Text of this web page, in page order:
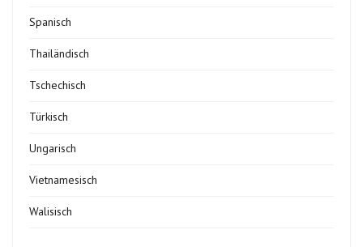
Spanisch
Thailändisch
Tschechisch
Türkisch
Ungarisch
Vietnamesisch
Walisisch